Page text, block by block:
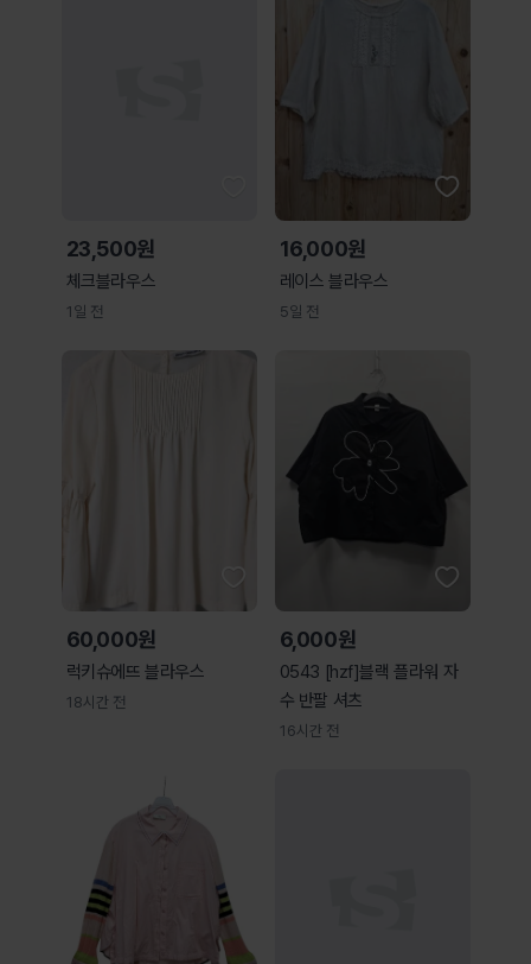
23,500원
체크블라우스
1일 전
16,000원
레이스 블라우스
5일 전
60,000원
럭키슈에뜨 블라우스
18시간 전
6,000원
0543 [hzf]블랙 플라워 자
수 반팔 셔츠
16시간 전